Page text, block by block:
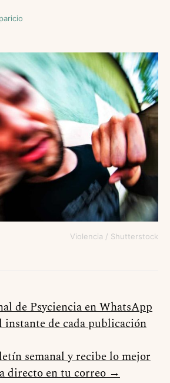
Violencia / Shutterstock
de Psyciencia en WhatsApp
instante de cada publicación
semanal y recibe lo mejor
directo en tu correo →